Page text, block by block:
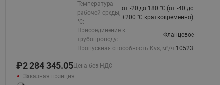
Температура
рабочей среды,
°С:
от -20 до 180 °C (от -40 до
+200 °С кратковременно)
Присоединение к
трубопроводу:
Фланцевое
Пропускная способность Kvs, м³/ч:10523
₽2 284 345.05Цена без НДС
Заказная позиция